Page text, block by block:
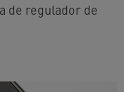
de regulador de